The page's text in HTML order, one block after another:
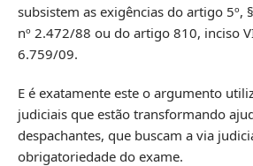
subsistem as exigências do artigo 5º,
nº 2.472/88 ou do artigo 810, inciso
6.759/09.
E é exatamente este o argumento
judiciais que estão transformando
despachantes, que buscam a via
obrigatoriedade do exame.